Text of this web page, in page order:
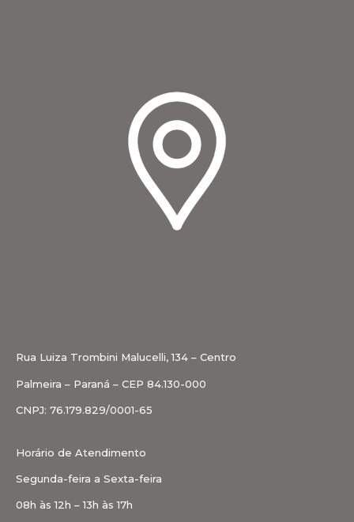
Rua Luiza Trombini Malucelli, 134 – Centro
Palmeira – Paraná – CEP 84.130-000
CNPJ: 76.179.829/0001-65
Horário de Atendimento
Segunda-feira a Sexta-feira
08h às 12h – 13h às 17h